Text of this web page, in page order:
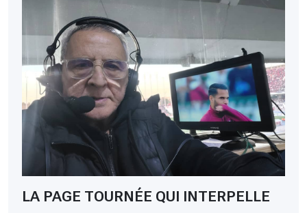
LA PAGE TOURNÉE QUI INTERPELLE